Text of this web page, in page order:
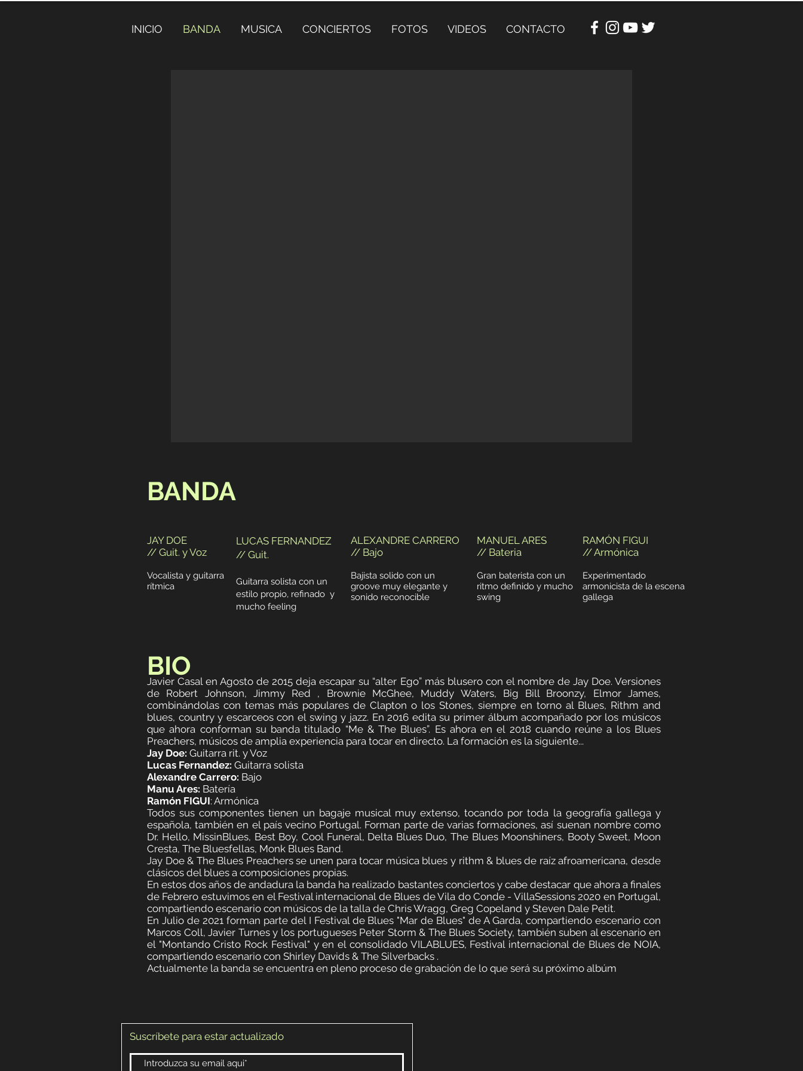
INICIO BANDA MUSICA CONCIERTOS FOTOS VIDEOS CONTACTO
BANDA
JAY DOE
// Guit. y Voz
Vocalista y guitarra
rítmica
LUCAS FERNANDEZ
// Guit.
Guitarra solista con un
estilo propio, refinado y
mucho feeling
ALEXANDRE CARRERO
// Bajo
Bajista solido con un
groove muy elegante y
sonido reconocible
MANUEL ARES
// Bateria
Gran baterista con un
ritmo definido y mucho
swing
RAMÓN FIGUI
// Armónica
Experimentado
armonicista de la escena
gallega
BIO
Javier Casal en Agosto de 2015 deja escapar su “alter Ego” más blusero con el nombre de Jay Doe. Versiones
de Robert Johnson, Jimmy Red , Brownie McGhee, Muddy Waters, Big Bill Broonzy, Elmor James,
combinándolas con temas más populares de Clapton o los Stones, siempre en torno al Blues, Rithm and
blues, country y escarceos con el swing y jazz. En 2016 edita su primer álbum acompañado por los músicos
que ahora conforman su banda titulado “Me & The Blues”. Es ahora en el 2018 cuando reúne a los Blues
Preachers, músicos de amplia experiencia para tocar en directo. La formación es la siguiente...
Jay Doe: Guitarra rit. y Voz
Lucas Fernandez: Guitarra solista
Alexandre Carrero: Bajo
Manu Ares: Batería
Ramón FIGUI: Armónica
Todos sus componentes tienen un bagaje musical muy extenso, tocando por toda la geografía gallega y
española, también en el país vecino Portugal. Forman parte de varias formaciones, así suenan nombre como
Dr. Hello, MissinBlues, Best Boy, Cool Funeral, Delta Blues Duo, The Blues Moonshiners, Booty Sweet, Moon
Cresta, The Bluesfellas, Monk Blues Band.
Jay Doe & The Blues Preachers se unen para tocar música blues y rithm & blues de raíz afroamericana, desde
clásicos del blues a composiciones propias.
En estos dos años de andadura la banda ha realizado bastantes conciertos y cabe destacar que ahora a finales
de Febrero estuvimos en el Festival internacional de Blues de Vila do Conde - VillaSessions 2020 en Portugal,
compartiendo escenario con músicos de la talla de Chris Wragg, Greg Copeland y Steven Dale Petit.
En Julio de 2021 forman parte del I Festival de Blues "Mar de Blues" de A Garda, compartiendo escenario con
Marcos Coll, Javier Turnes y los portugueses Peter Storm & The Blues Society, también suben al escenario en
el "Montando Cristo Rock Festival" y en el consolidado VILABLUES, Festival internacional de Blues de NOIA,
compartiendo escenario con Shirley Davids & The Silverbacks .
Actualmente la banda se encuentra en pleno proceso de grabación de lo que será su próximo albúm
Suscríbete para estar actualizado